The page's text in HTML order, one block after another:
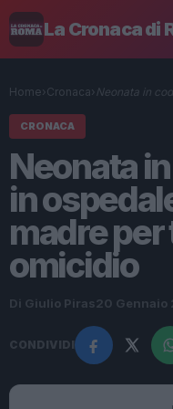
La Cronaca di
Home› Cronaca› Neonata in
CRONACA
Neonata
in
madre
omicidio
Di Giulio Piras20 Gennaio
CONDIVIDI